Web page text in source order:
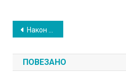
Кретање
чланка
Након 50 година поново заједно: Прва генерација „дифовацаˮ јубилеј обележила у Сокобањи
ПОВЕЗАНО